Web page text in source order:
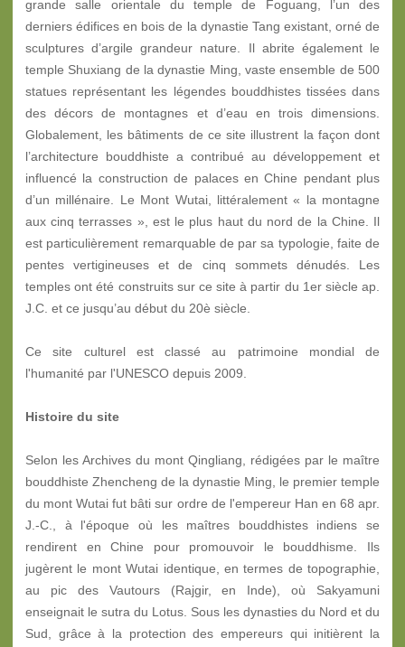
grande salle orientale du temple de Foguang, l’un des
derniers édifices en bois de la dynastie Tang existant, orné de
sculptures d’argile grandeur nature. Il abrite également le
temple Shuxiang de la dynastie Ming, vaste ensemble de 500
statues représentant les légendes bouddhistes tissées dans
des décors de montagnes et d’eau en trois dimensions.
Globalement, les bâtiments de ce site illustrent la façon dont
l’architecture bouddhiste a contribué au développement et
influencé la construction de palaces en Chine pendant plus
d’un millénaire. Le Mont Wutai, littéralement « la montagne
aux cinq terrasses », est le plus haut du nord de la Chine. Il
est particulièrement remarquable de par sa typologie, faite de
pentes vertigineuses et de cinq sommets dénudés. Les
temples ont été construits sur ce site à partir du 1er siècle ap.
J.C. et ce jusqu’au début du 20è siècle.
Ce site culturel est classé au patrimoine mondial de
l'humanité par l'UNESCO depuis 2009.
Histoire du site
Selon les Archives du mont Qingliang, rédigées par le maître
bouddhiste Zhencheng de la dynastie Ming, le premier temple
du mont Wutai fut bâti sur ordre de l'empereur Han en 68 apr.
J.-C., à l'époque où les maîtres bouddhistes indiens se
rendirent en Chine pour promouvoir le bouddhisme. Ils
jugèrent le mont Wutai identique, en termes de topographie,
au pic des Vautours (Rajgir, en Inde), où Sakyamuni
enseignait le sutra du Lotus. Sous les dynasties du Nord et du
Sud, grâce à la protection des empereurs qui initièrent la